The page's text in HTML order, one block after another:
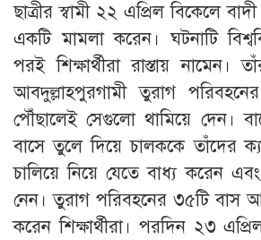
ছাত্রীর স্বামী ২২ এপ্রিল বিকেলে
একটি মামলা করেন। ঘটনাটি
পরই শিক্ষার্থীরা রাস্তায় নামেন।
আবদুল্লাহপুরগামী তুরাগ
পৌঁছালেই সেগুলো থামিয়ে দেন।
বাসে তুলে দিয়ে চালককে তাঁদের
চালিয়ে নিয়ে যেতে বাধ্য করেন
নেন। তুরাগ পরিবহনের ৩৫টি বাস
করেন শিক্ষার্থীরা। পরদিন ২৩